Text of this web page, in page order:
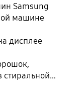
Samsung
машине
дисплее
стиральной